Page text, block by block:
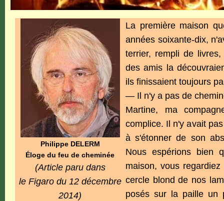
Philippe DELERM
Éloge du feu de cheminée
(Article paru dans
le Figaro du 12 décembre
2014)
La première maison
années soixante-dix,
terrier, rempli de
des amis la
ils finissaient toujours
— Il n'y a pas de
Martine, ma
complice. Il n'y avait
à s'étonner de son
Nous espérions bien
maison, vous
cercle blond de nos
posés sur la paille un